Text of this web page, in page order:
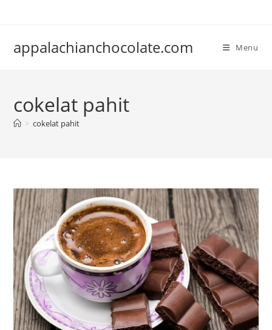
appalachianchocolate.com Menu
cokelat pahit
> cokelat pahit